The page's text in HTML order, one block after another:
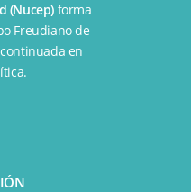
(Nucep) forma
Freudiano de
en